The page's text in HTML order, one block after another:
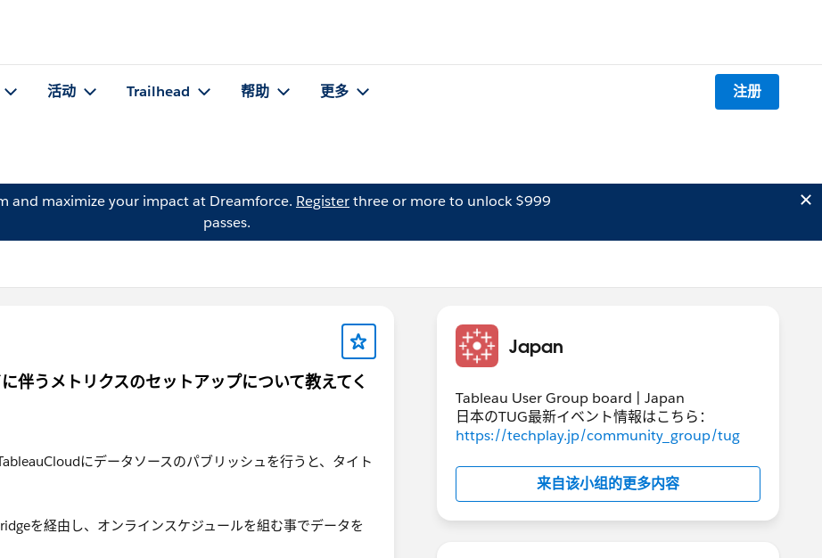
活动 Trailhead 帮助 更多 注册
and maximize your impact at Dreamforce. Registerthree or more to unlock $999
passes.
伴うメトリクスのセットアップについて教えてく
にデータソースのパブリッシュを行うと、タイト
を経由し、オンラインスケジュールを組む事でデータを
Japan
Tableau User Group board | Japan
日本のTUG最新イベント情報はこちら：
https://techplay.jp/community_group/tug
来自该小组的更多内容